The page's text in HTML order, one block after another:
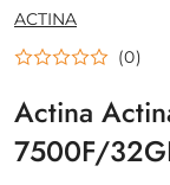
NAZWA
PRODUCENTA:
ACTINA
(0)
Actina
7500F/